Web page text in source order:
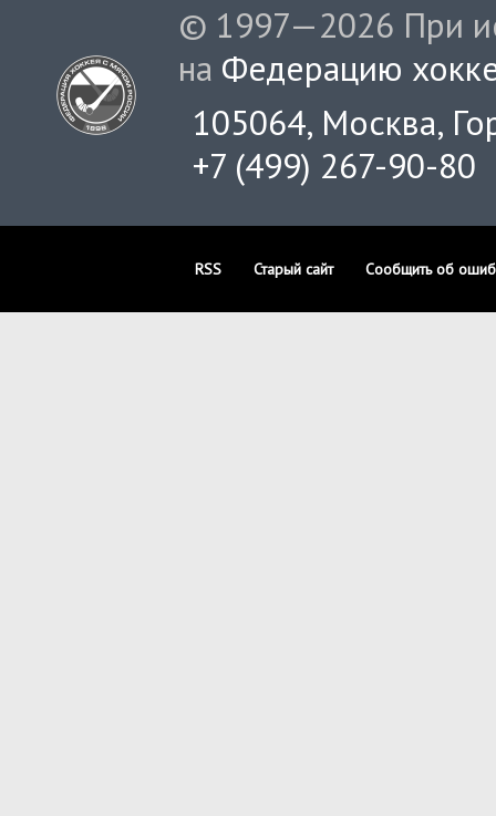
© 1997—2026 При
на Федерацию
105064, Москва,
+7 (499) 267-90-80
RSS Старый сайт Сообщить об